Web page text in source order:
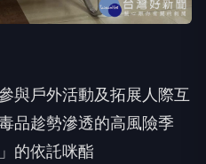
與戶外活動及拓展人際互
品趁勢滲透的高風險季
的依託咪酯